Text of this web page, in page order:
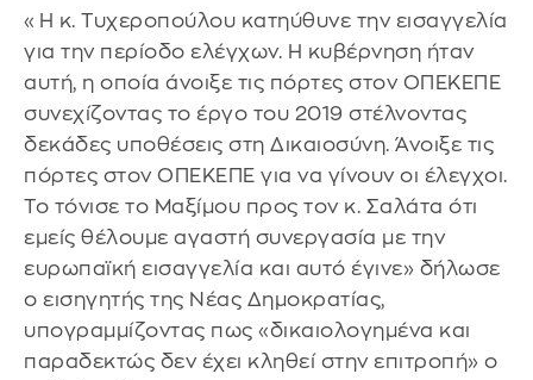
«Η κ. Τυχεροπούλου κατηύθυνε την εισαγγελία
για την περίοδο ελέγχων. Η κυβέρνηση ήταν
αυτή, η οποία άνοιξε τις πόρτες στον ΟΠΕΚΕΠΕ
συνεχίζοντας το έργο του 2019 στέλνοντας
δεκάδες υποθέσεις στη Δικαιοσύνη. Άνοιξε τις
πόρτες στον ΟΠΕΚΕΠΕ για να γίνουν οι έλεγχοι.
Το τόνισε το Μαξίμου προς τον κ. Σαλάτα ότι
εμείς θέλουμε αγαστή συνεργασία με την
ευρωπαϊκή εισαγγελία και αυτό έγινε» δήλωσε
ο εισηγητής της Νέας Δημοκρατίας,
υπογραμμίζοντας πως «δικαιολογημένα και
παραδεκτώς δεν έχει κληθεί στην επιτροπή» ο